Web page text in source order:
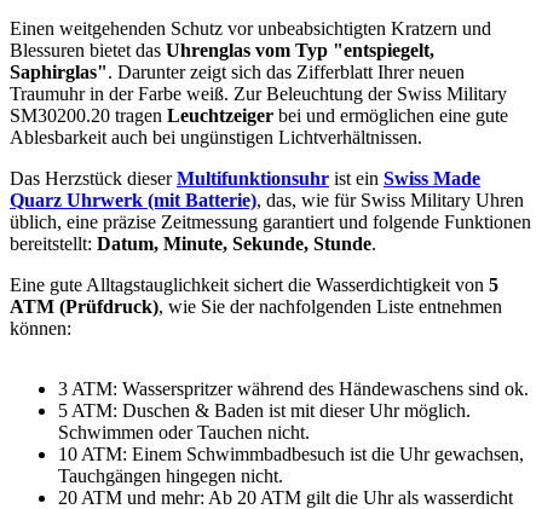
Einen weitgehenden Schutz vor unbeabsichtigten Kratzern und
Blessuren bietet das Uhrenglas vom Typ "entspiegelt,
Saphirglas". Darunter zeigt sich das Zifferblatt Ihrer neuen
Traumuhr in der Farbe weiß. Zur Beleuchtung der Swiss Military
SM30200.20 tragen Leuchtzeiger bei und ermöglichen eine gute
Ablesbarkeit auch bei ungünstigen Lichtverhältnissen.
Das Herzstück dieserMultifunktionsuhr ist ein Swiss Made
Quarz Uhrwerk (mit Batterie), das, wie für Swiss Military Uhren
üblich, eine präzise Zeitmessung garantiert und folgende Funktionen
bereitstellt: Datum, Minute, Sekunde, Stunde.
Eine gute Alltagstauglichkeit sichert die Wasserdichtigkeit von 5
ATM (Prüfdruck), wie Sie der nachfolgenden Liste entnehmen
können:
3 ATM: Wasserspritzer während des Händewaschens sind ok.
5 ATM: Duschen & Baden ist mit dieser Uhr möglich.
Schwimmen oder Tauchen nicht.
10 ATM: Einem Schwimmbadbesuch ist die Uhr gewachsen,
Tauchgängen hingegen nicht.
20 ATM und mehr: Ab 20 ATM gilt die Uhr als wasserdicht